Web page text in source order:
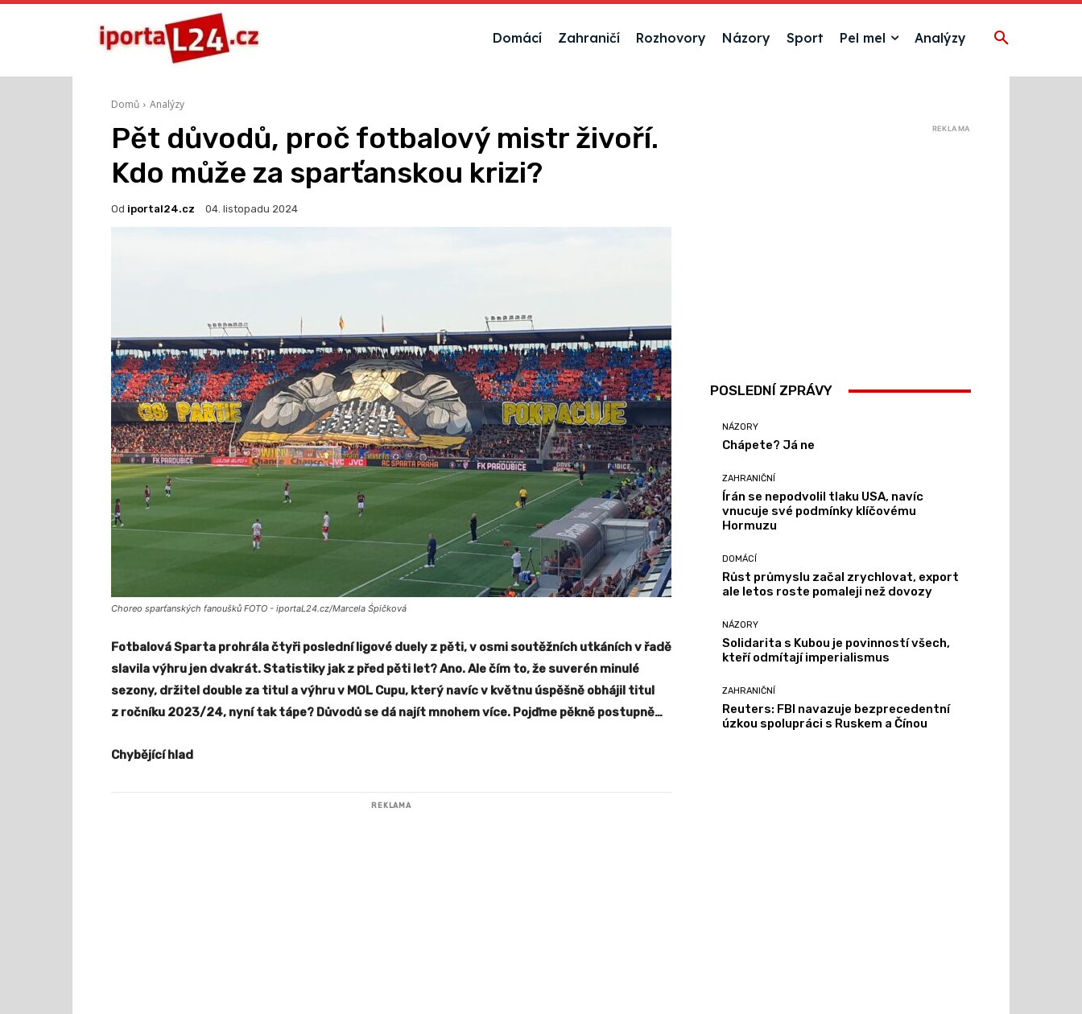
Domácí Zahraničí Rozhovory Názory Sport Pel mel Analýzy
Domů Analýzy
Pět důvodů, proč fotbalový mistr živoří.
Kdo může za sparťanskou krizi?
Od iportal24.cz 04. listopadu 2024
Choreo sparťanských fanoušků FOTO - iportaL24.cz/Marcela Śpičková
Fotbalová Sparta prohrála čtyři poslední ligové duely z pěti, v osmi soutěžních utkáních v řadě
slavila výhru jen dvakrát. Statistiky jak z před pěti let? Ano. Ale čím to, že suverén minulé
sezony, držitel double za titul a výhru v MOL Cupu, který navíc v květnu úspěšně obhájil titul
z ročníku 2023/24, nyní tak tápe? Důvodů se dá najít mnohem více. Pojďme pěkně postupně…
Chybějící hlad
REKLAMA
REKLAMA
POSLEDNÍ ZPRÁVY
NÁZORY
Chápete? Já ne
ZAHRANIČNÍ
Írán se nepodvolil tlaku USA, navíc
vnucuje své podmínky klíčovému
Hormuzu
DOMÁCÍ
Růst průmyslu začal zrychlovat, export
ale letos roste pomaleji než dovozy
NÁZORY
Solidarita s Kubou je povinností všech,
kteří odmítají imperialismus
ZAHRANIČNÍ
Reuters: FBI navazuje bezprecedentní
úzkou spolupráci s Ruskem a Čínou